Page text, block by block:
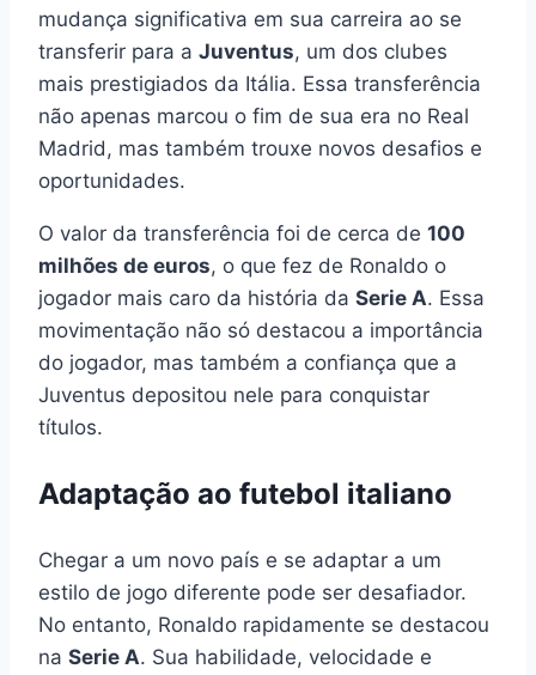
mudança significativa em sua carreira ao se
transferir para a Juventus, um dos clubes
mais prestigiados da Itália. Essa transferência
não apenas marcou o fim de sua era no Real
Madrid, mas também trouxe novos desafios e
oportunidades.
O valor da transferência foi de cerca de 100
milhões de euros, o que fez de Ronaldo o
jogador mais caro da história da Serie A. Essa
movimentação não só destacou a importância
do jogador, mas também a confiança que a
Juventus depositou nele para conquistar
títulos.
Adaptação ao futebol italiano
Chegar a um novo país e se adaptar a um
estilo de jogo diferente pode ser desafiador.
No entanto, Ronaldo rapidamente se destacou
na Serie A. Sua habilidade, velocidade e